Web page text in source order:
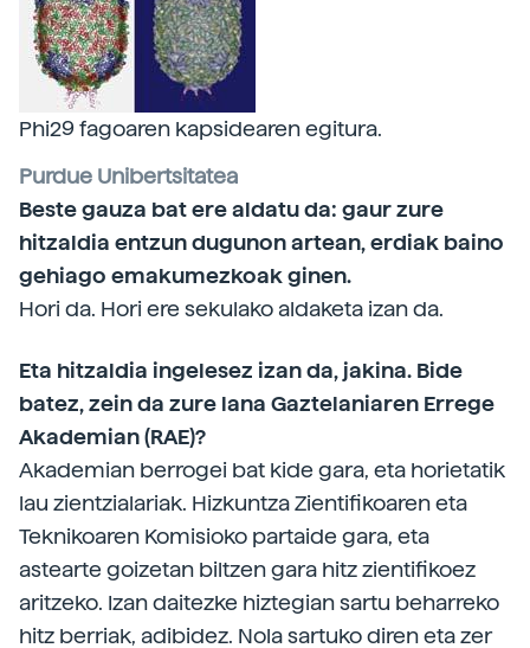
Phi29 fagoaren kapsidearen egitura.
Purdue Unibertsitatea
Beste gauza bat ere aldatu da: gaur zure
hitzaldia entzun dugunon artean, erdiak baino
gehiago emakumezkoak ginen.
Hori da. Hori ere sekulako aldaketa izan da.
Eta hitzaldia ingelesez izan da, jakina. Bide
batez, zein da zure lana Gaztelaniaren Errege
Akademian (RAE)?
Akademian berrogei bat kide gara, eta horietatik
lau zientzialariak. Hizkuntza Zientifikoaren eta
Teknikoaren Komisioko partaide gara, eta
astearte goizetan biltzen gara hitz zientifikoez
aritzeko. Izan daitezke hiztegian sartu beharreko
hitz berriak, adibidez. Nola sartuko diren eta zer